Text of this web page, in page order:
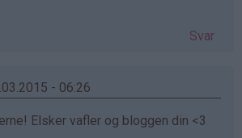
Svar
- 06:26
Elsker vafler og bloggen din <3